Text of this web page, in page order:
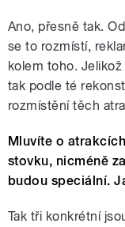
Ano, přesně tak.
se to rozmístí,
kolem toho.
tak podle té
rozmístění těch
Mluvíte o
stovku, nicméně
budou speciální.
Tak tři konkrétní